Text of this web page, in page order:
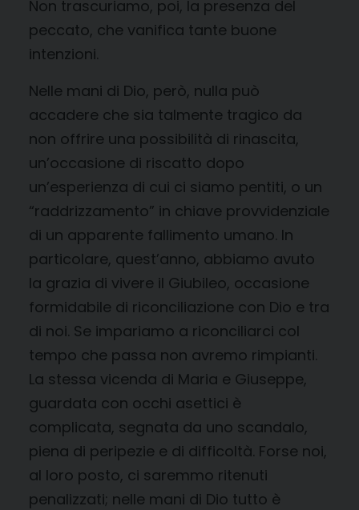
Non trascuriamo, poi, la presenza del
peccato, che vanifica tante buone
intenzioni.
Nelle mani di Dio, però, nulla può
accadere che sia talmente tragico da
non offrire una possibilità di rinascita,
un’occasione di riscatto dopo
un’esperienza di cui ci siamo pentiti, o un
“raddrizzamento” in chiave provvidenziale
di un apparente fallimento umano. In
particolare, quest’anno, abbiamo avuto
la grazia di vivere il Giubileo, occasione
formidabile di riconciliazione con Dio e tra
di noi. Se impariamo a riconciliarci col
tempo che passa non avremo rimpianti.
La stessa vicenda di Maria e Giuseppe,
guardata con occhi asettici è
complicata, segnata da uno scandalo,
piena di peripezie e di difficoltà. Forse noi,
al loro posto, ci saremmo ritenuti
penalizzati; nelle mani di Dio tutto è